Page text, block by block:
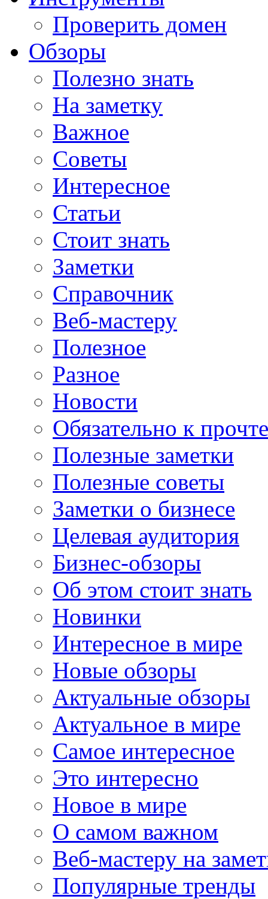
Проверить домен
Обзоры
Полезно знать
На заметку
Важное
Советы
Интересное
Статьи
Стоит знать
Заметки
Справочник
Веб-мастеру
Полезное
Разное
Новости
Обязательно к
Полезные заметки
Полезные советы
Заметки о бизнесе
Целевая аудитория
Бизнес-обзоры
Об этом стоит знать
Новинки
Интересное в мире
Новые обзоры
Актуальные обзоры
Актуальное в мире
Самое интересное
Это интересно
Новое в мире
О самом важном
Веб-мастеру на
Популярные тренды